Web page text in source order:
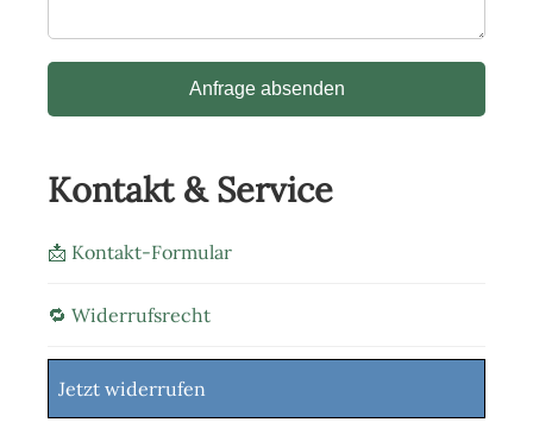
Anfrage absenden
Kontakt & Service
📩 Kontakt-Formular
🔁 Widerrufsrecht
Jetzt widerrufen